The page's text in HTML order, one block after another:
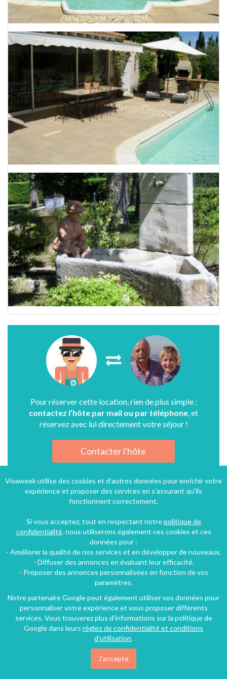
Pour réserver cette location, rien de plus simple :
contactez l’hôte par mail ou par téléphone , et
réservez avec lui directement votre séjour !
Contacter l'hôte
Vivaweek utilise des cookies et d'autres données pour enrichir votre
expérience et proposer des services en s'assurant qu'ils
fonctionnent correctement.
Si vous acceptez, tout en respectant notrepolitique de
confidentialité, nous utiliserons également ces cookies et ces
données pour :
- Améliorer la qualité de nos services et en développer de nouveaux.
- Diffuser des annonces en évaluant leur efficacité.
- Proposer des annonces personnalisées en fonction de vos
paramètres.
Notre partenaire Google peut également utiliser vos données pour
personnaliser votre expérience et vous proposer différents
services. Vous trouverez plus d'informations sur la politique de
Google dans leurs règles de confidentialité et conditions
d'utilisation.
J'accepte